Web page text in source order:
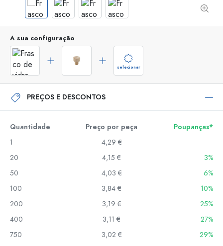
A sua configuração
selecionar
PREÇOS E DESCONTOS
Quantidade Preço por peça
Poupanças*
1
4,29 €
20
4,15 €
3%
50
4,03 €
6%
100
3,84 €
10%
200
3,19 €
25%
400
3,11 €
27%
750
3,02 €
29%